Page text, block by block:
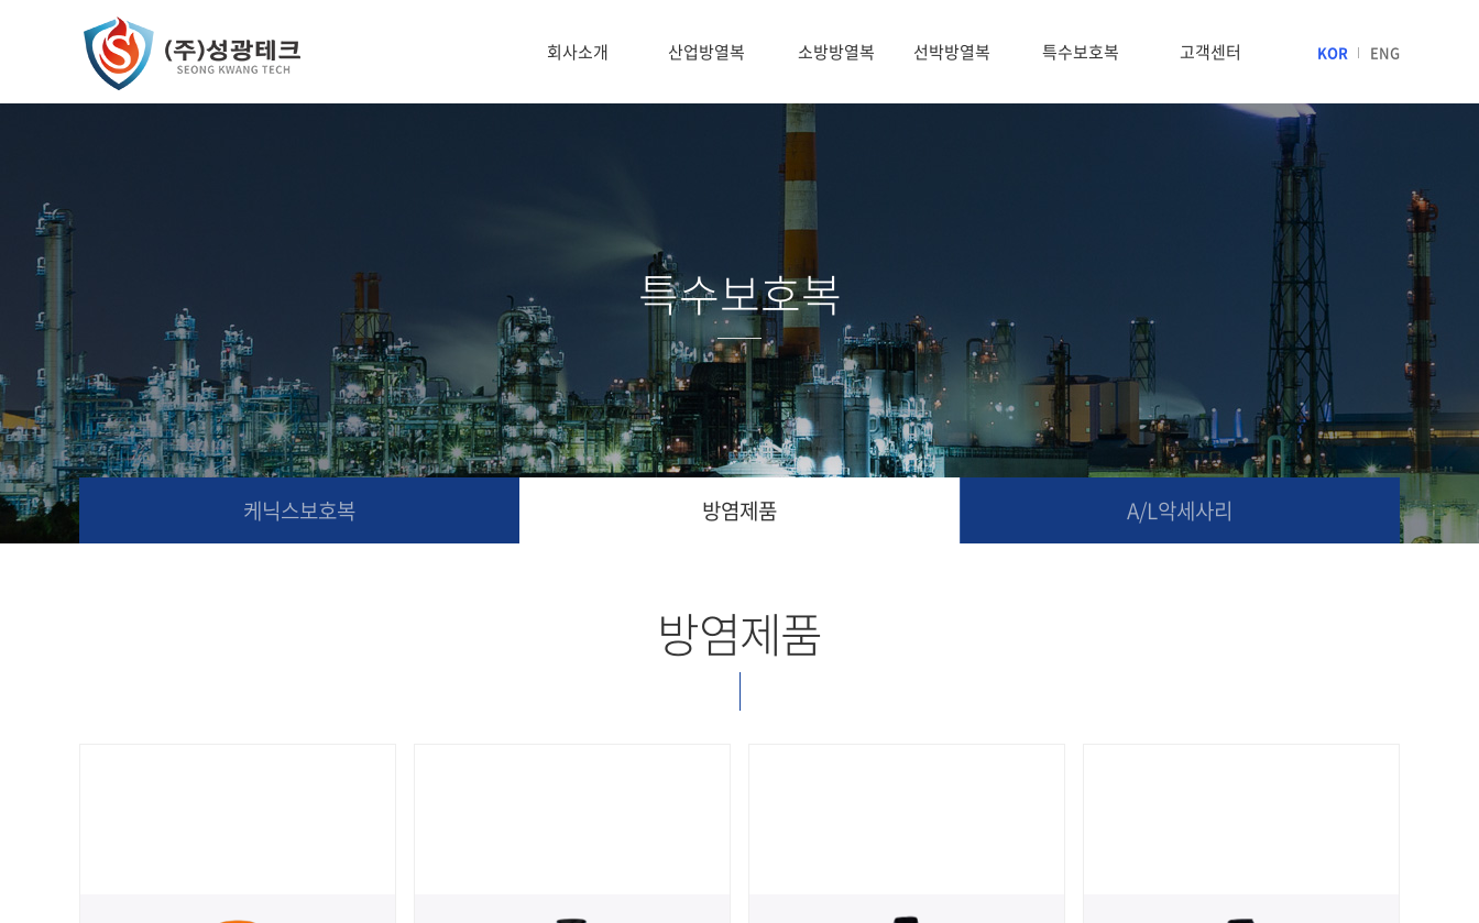
KOR ENG
회사소개 산업방열복 소방방열복 선박방열복 특수보호복 고객센터
특수보호복
케닉스보호복 방염제품 A/L악세사리
방염제품